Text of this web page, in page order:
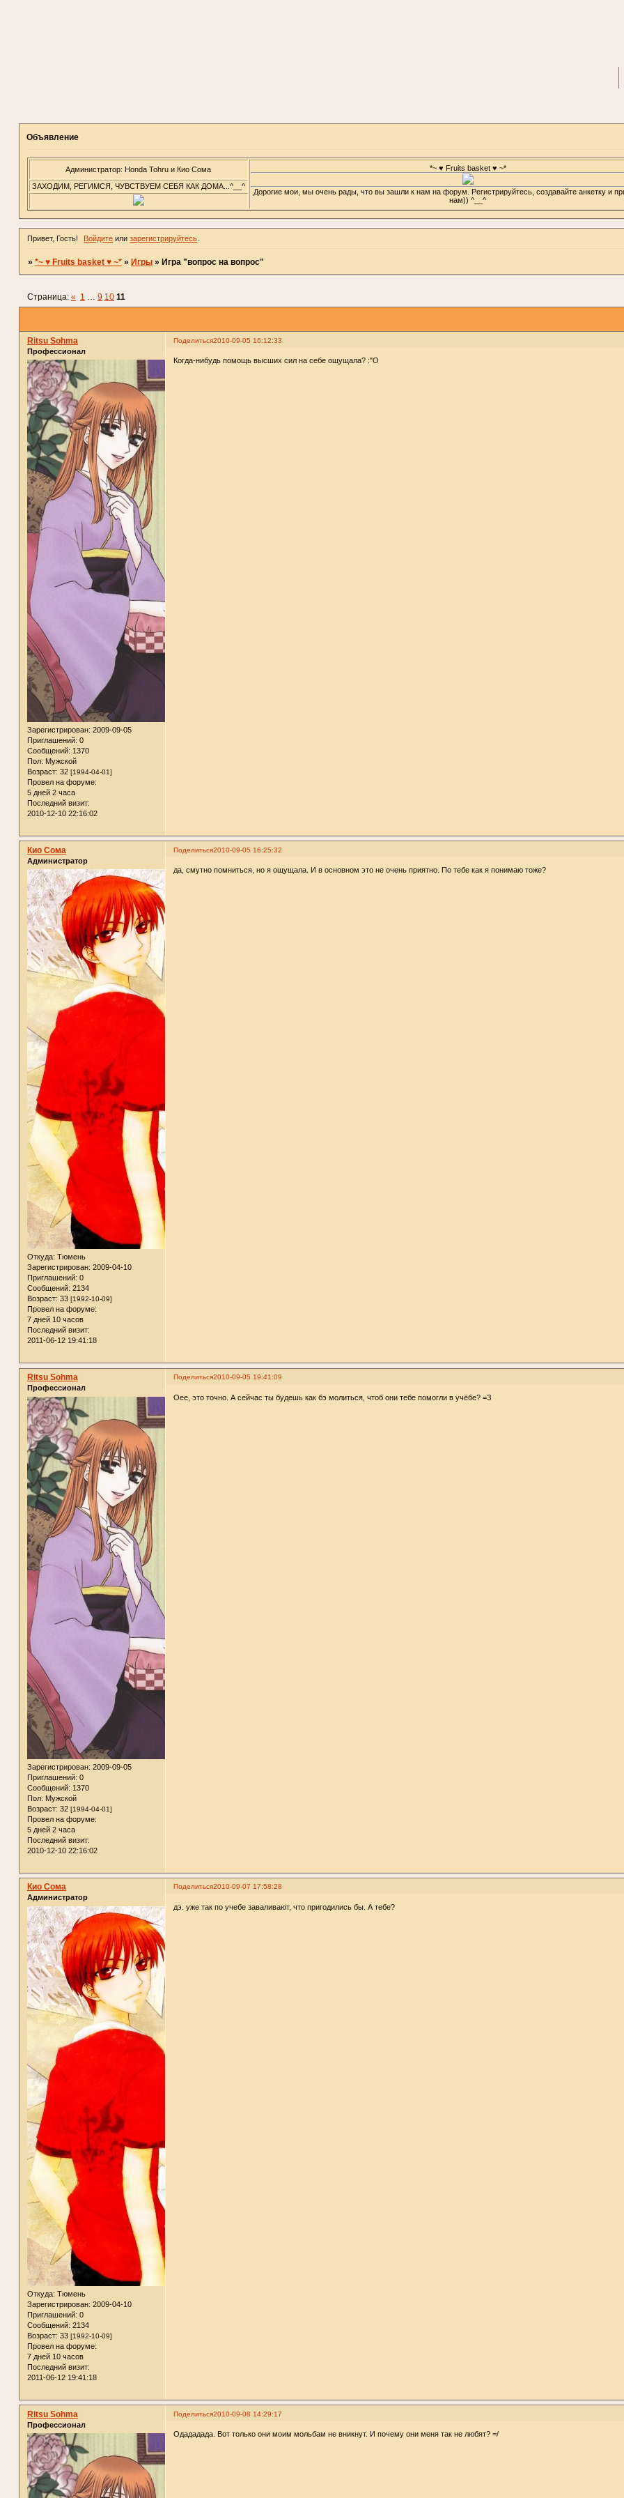
Объявление
Администратор: Honda Tohru и Кио Сома *~ ♥ Fruits basket ♥ ~*
Дорогие мои, мы очень рады, что вы зашли к нам на форум. Регистрируйтесь, создавайте анкетку и
нам)) ^__^
ЗАХОДИМ, РЕГИМСЯ, ЧУВСТВУЕМ СЕБЯ КАК ДОМА...^__^
Привет, Гость! Войдите илизарегистрируйтесь
» *~ ♥ Fruits basket ♥ ~* » Игры » Игра "вопрос на вопрос"
Страница: « 1 … 9 10 11
Поделиться2010-09-05 16:12:33
Ritsu Sohma
Профессионал
Зарегистрирован: 2009-09-05
Приглашений: 0
Сообщений: 1370
Пол: Мужской
Возраст: 32 [1994-04-01]
Провел на форуме:
5 дней 2 часа
Последний визит:
2010-12-10 22:16:02
Когда-нибудь помощь высших сил на себе ощущала? :"О
Поделиться2010-09-05 16:25:32
Кио Сома
Администратор
Откуда: Тюмень
Зарегистрирован: 2009-04-10
Приглашений: 0
Сообщений: 2134
Возраст: 33 [1992-10-09]
Провел на форуме:
7 дней 10 часов
Последний визит:
2011-06-12 19:41:18
да, смутно помниться, но я ощущала. И в основном это не очень приятно. По тебе как я понимаю тоже?
Поделиться2010-09-05 19:41:09
Ritsu Sohma
Профессионал
Зарегистрирован: 2009-09-05
Приглашений: 0
Сообщений: 1370
Пол: Мужской
Возраст: 32 [1994-04-01]
Провел на форуме:
5 дней 2 часа
Последний визит:
2010-12-10 22:16:02
Оее, это точно. А сейчас ты будешь как бэ молиться, чтоб они тебе помогли в учёбе? =З
Поделиться2010-09-07 17:58:28
Кио Сома
Администратор
Откуда: Тюмень
Зарегистрирован: 2009-04-10
Приглашений: 0
Сообщений: 2134
Возраст: 33 [1992-10-09]
Провел на форуме:
7 дней 10 часов
Последний визит:
2011-06-12 19:41:18
дэ. уже так по учебе заваливают, что пригодились бы. А тебе?
Поделиться2010-09-08 14:29:17
Ritsu Sohma
Профессионал
Одададада. Вот только они моим мольбам не вникнут. И почему они меня так не любят? =/